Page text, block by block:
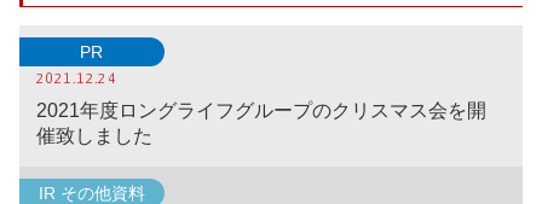
PR
2021.12.24
2021年度ロングライフグループのクリスマス会を開
催致しました
IR その他資料